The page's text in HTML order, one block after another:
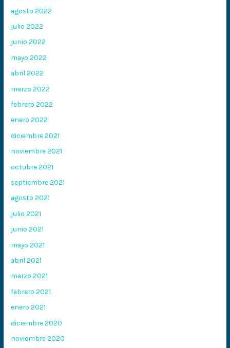
agosto 2022
julio 2022
junio 2022
mayo 2022
abril 2022
marzo 2022
febrero 2022
enero 2022
diciembre 2021
noviembre 2021
octubre 2021
septiembre 2021
agosto 2021
julio 2021
junio 2021
mayo 2021
abril 2021
marzo 2021
febrero 2021
enero 2021
diciembre 2020
noviembre 2020